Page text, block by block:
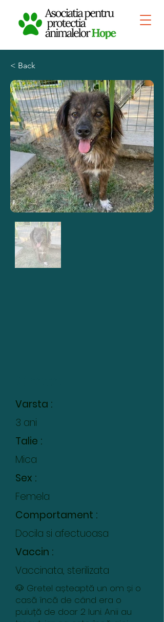
< Back
Varsta :
3 ani
Talie :
Mica
Sex :
Femela
Comportament :
Docila si afectuoasa
Vaccin :
Vaccinata, sterilizata
🐶 Gretel așteaptă un om și o
casă încă de când era o
puiuță de doar 2 luni. Anii au